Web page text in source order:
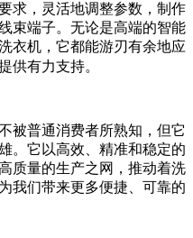
求，灵活地调整参数，制作
束端子。无论是高端的智能
衣机，它都能游刃有余地应
供有力支持。
被普通消费者所熟知，但它
。它以高效、精准和稳定的
质量的生产之网，推动着洗
我们带来更多便捷、可靠的